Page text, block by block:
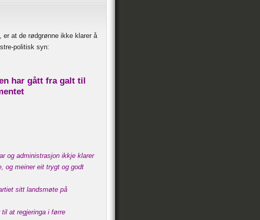
er at de rødgrønne ikke klarer å
politisk syn:
har gått fra galt til
og administrasjon ikkje klarer
og meiner eit trygt og godt
sitt landsmøte på
at regjeringa i førre